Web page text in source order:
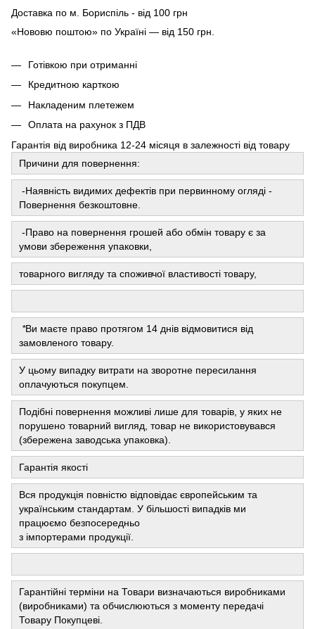
Доставка по м. Бориспіль - від 100 грн
«Нововю поштою» по Україні — від 150 грн.
Готівкою при отриманні
Кредитною карткою
Накладеним плетежем
Оплата на рахунок з ПДВ
Гарантія від виробника 12-24 місяця в залежності від товару
Причини для повернення:
-Наявність видимих ​​дефектів при первинному огляді -
Повернення безкоштовне.
-Право на повернення грошей або обмін товару є за
умови збереження упаковки,
товарного вигляду та споживчої властивості товару,
*Ви маєте право протягом 14 днів відмовитися від
замовленого товару.
У цьому випадку витрати на зворотне пересилання
оплачуються покупцем.
Подібні повернення можливі лише для товарів, у яких не
порушено товарний вигляд, товар не використовувався
(збережена заводська упаковка).
Гарантія якості
Вся продукція повністю відповідає європейським та
українським стандартам. У більшості випадків ми
працюємо безпосередньо
з імпортерами продукції.
Гарантійні терміни на Товари визначаються виробниками
(виробниками) та обчислюються з моменту передачі
Товару Покупцеві.